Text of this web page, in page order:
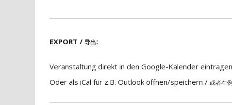
EXPORT / 导出:
Veranstaltung direkt in den Google-Kalender
Oder als iCal für z.B. Outlook öffnen/speichern / 或者在